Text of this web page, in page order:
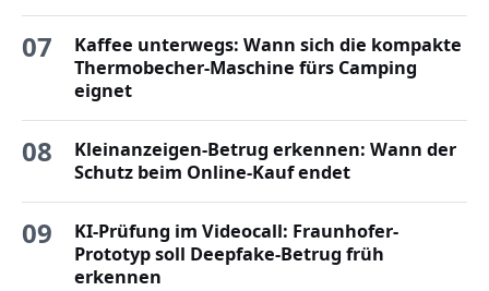
07
Kaffee unterwegs: Wann sich die kompakte
Thermobecher-Maschine fürs Camping
eignet
08
Kleinanzeigen-Betrug erkennen: Wann der
Schutz beim Online-Kauf endet
09
KI-Prüfung im Videocall: Fraunhofer-
Prototyp soll Deepfake-Betrug früh
erkennen